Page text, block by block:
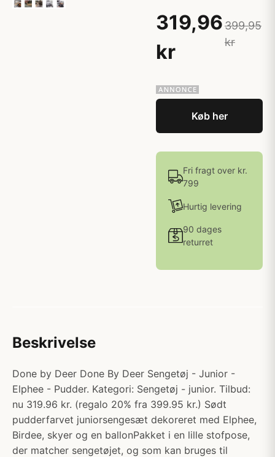
319,96
kr
399,95
kr
Køb her
Fri fragt over kr.
799
Hurtig levering
90 dages
returret
Beskrivelse
Done by Deer Done By Deer Sengetøj - Junior -
Elphee - Pudder. Kategori: Sengetøj - junior. Tilbud:
nu 319.96 kr. (regalo 20% fra 399.95 kr.) Sødt
pudderfarvet juniorsengesæt dekoreret med Elphee,
Birdee, skyer og en ballonPakket i en lille stofpose,
der matcher sengetøjet, og som kan bruges til